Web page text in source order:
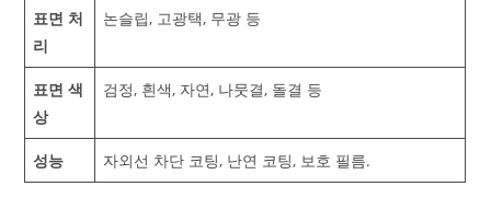
표면 처
리
논슬립, 고광택, 무광 등
표면 색
상
검정, 흰색, 자연, 나뭇결, 돌결 등
성능 자외선 차단 코팅, 난연 코팅, 보호 필름.